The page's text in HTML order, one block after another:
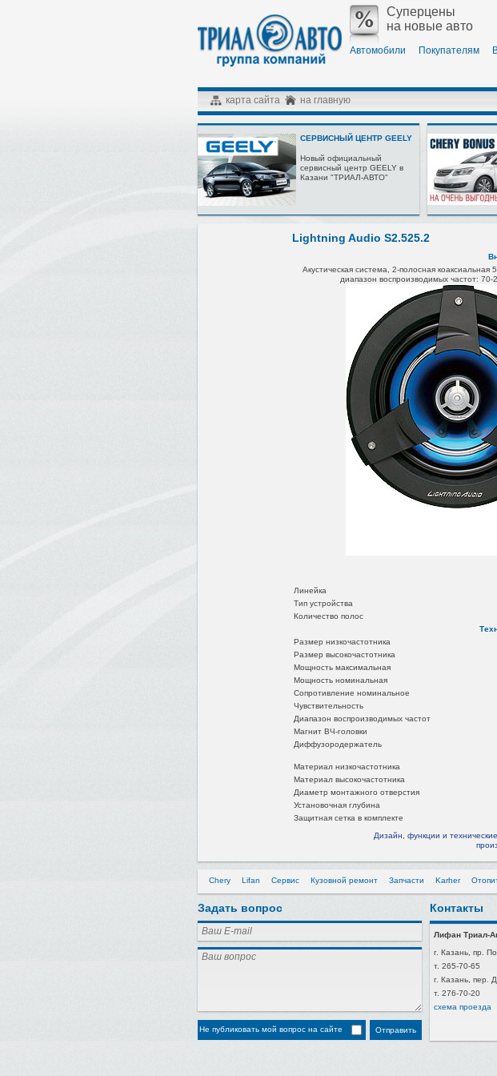
Суперцены
на новые авто
Автомобили Покупателям
карта сайта на главную
СЕРВИСНЫЙ ЦЕНТР GEELY
Новый официальный
сервисный центр GEELY в
Казани "ТРИАЛ-АВТО"
Lightning Audio S2.525.2
Акустическая система, 2-полосная коаксиальная
диапазон воспроизводимых частот: 70-
Линейка
Тип устройства
Количество полос
Размер низкочастотника
Размер высокочастотника
Мощность максимальная
Мощность номинальная
Сопротивление номинальное
Чувствительность
Диапазон воспроизводимых частот
Магнит ВЧ-головки
Диффузородержатель
Материал низкочастотника
Материал высокочастотника
Диаметр монтажного отверстия
Установочная глубина
Защитная сетка в комплекте
Дизайн, функции и
Chery Lifan Сервис Кузовной ремонт Запчасти Karher
Задать вопрос
Не публиковать мой вопрос на сайте
Контакты
Лифан Триал-
г. Казань, пр.
т. 265-70-65
г. Казань, пер.
т. 276-70-20
схема проезда